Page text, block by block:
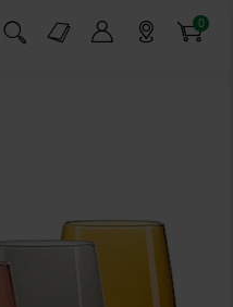
Suchfeld einblenden
Markt-Angebote 0
Artikel